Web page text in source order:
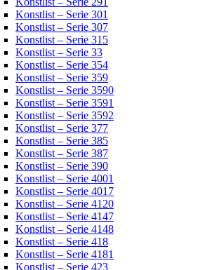
Konstlist – Serie 301
Konstlist – Serie 307
Konstlist – Serie 315
Konstlist – Serie 33
Konstlist – Serie 354
Konstlist – Serie 359
Konstlist – Serie 3590
Konstlist – Serie 3591
Konstlist – Serie 3592
Konstlist – Serie 377
Konstlist – Serie 385
Konstlist – Serie 387
Konstlist – Serie 390
Konstlist – Serie 4001
Konstlist – Serie 4017
Konstlist – Serie 4120
Konstlist – Serie 4147
Konstlist – Serie 4148
Konstlist – Serie 418
Konstlist – Serie 4181
Konstlist – Serie 423